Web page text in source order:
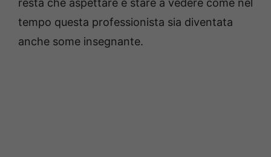
resta che aspettare e stare a vedere come nel
tempo questa professionista sia diventata
anche some insegnante.